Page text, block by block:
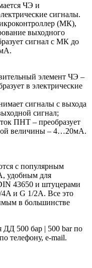
ЧЭ и
сигналы.
(МК),
выходного
сигнал с МК до
элемент ЧЭ –
в электрические
сигналы с выхода
сигнал;
ПНТ – преобразует
величины – 4…20мА.
с популярным
удобным для
43650 и штуцерами
и G 1/2A. Все это
в большинстве
ДД 500 бар | 500 bar по
телефону, e-mail.